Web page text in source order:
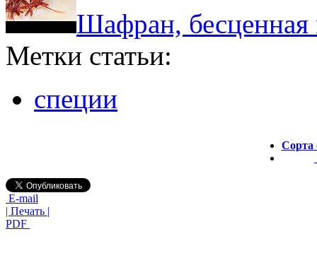
Шафран, бесценная
Метки статьи:
специи
Сорта
E-mail
| Печать |
PDF